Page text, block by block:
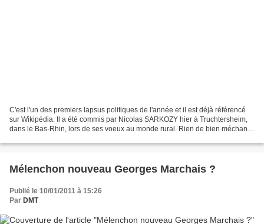
C'est l'un des premiers lapsus politiques de l'année et il est déjà référencé
sur Wikipédia. Il a été commis par Nicolas SARKOZY hier à Truchtersheim,
dans le Bas-Rhin, lors de ses voeux au monde rural. Rien de bien méchant.
Mélenchon nouveau Georges Marchais ?
Publié le 10/01/2011 à 15:26
Par DMT